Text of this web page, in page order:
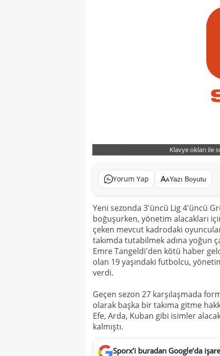
Klavye okları ile
Yorum Yap Yazı Boyutu
Yeni sezonda 3'üncü Lig 4'üncü
boğuşurken, yönetim alacakları
çeken mevcut kadrodaki
takımda tutabilmek adına yoğun
Emre Tangeldi'den kötü haber
olan 19 yaşındaki futbolcu,
verdi.
Geçen sezon 27 karşılaşmada
olarak başka bir takıma gitme
Efe, Arda, Kuban gibi isimler
kalmıştı.
Sporx’i buradan Google’da